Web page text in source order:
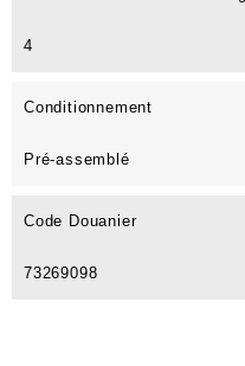
4
Conditionnement
Pré-assemblé
Code Douanier
73269098